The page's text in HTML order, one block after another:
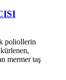
poliollerin
kürlenen,
mermer taş